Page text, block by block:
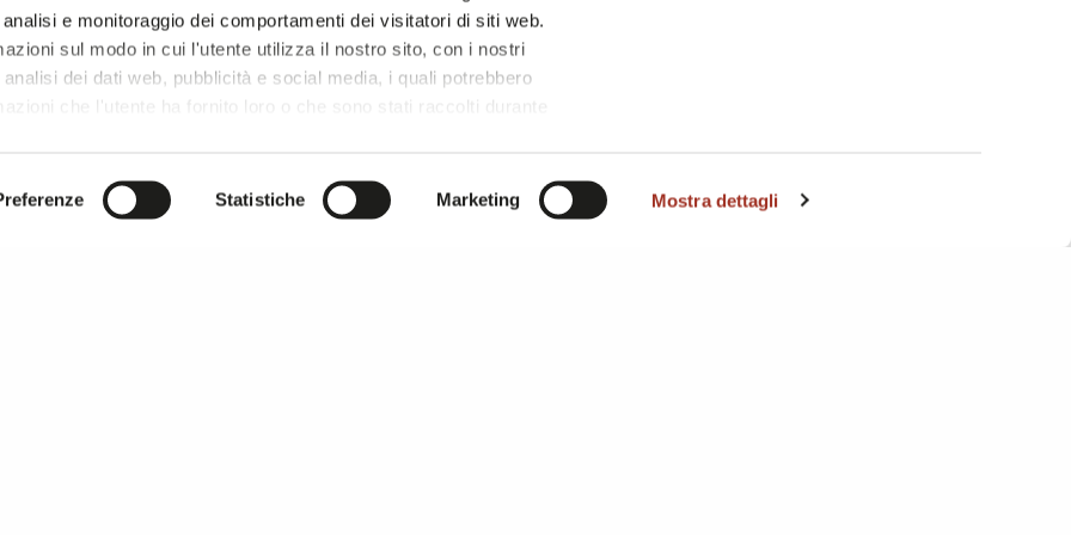
e monitoraggio dei comportamenti dei visitatori di siti web.
sul modo in cui l'utente utilizza il nostro sito, con i nostri
dei dati web, pubblicità e social media, i quali potrebbero
che l'utente ha fornito loro o che sono stati raccolti durante
l'
Informativa Privacy.
Statistiche Marketing Mostra dettagli